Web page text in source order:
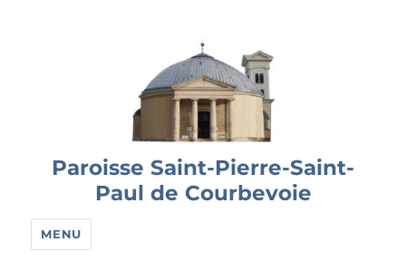
Paroisse Saint-Pierre-Saint-
Paul de Courbevoie
MENU